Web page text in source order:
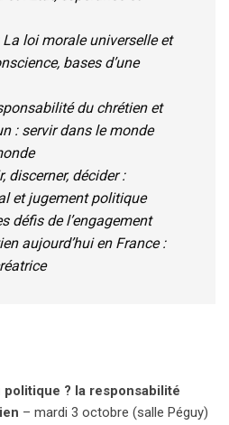
loi morale universelle et
bases d’une
du chrétien et
: servir dans le monde
discerner, décider :
et jugement politique
défis de l’engagement
aujourd’hui en France :
politique ? la responsabilité
– mardi 3 octobre (salle Péguy)